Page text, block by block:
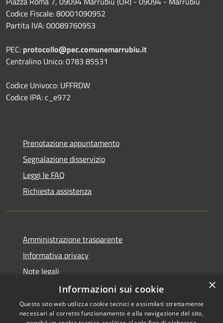
Codice Fiscale: 80001090952
Partita IVA: 00089760953
PEC: protocollo@pec.comunemarrubiu.it
Centralino Unico: 0783 85531
Codice Univoco: UFFRDW
Codice IPA: c_e972
Prenotazione appuntamento
Segnalazione disservizio
Leggi le FAQ
Richiesta assistenza
Amministrazione trasparente
Informativa privacy
Note legali
Dichiarazione di accessibilità
×
Informazioni sui cookie
Questo sito web utilizza cookie tecnici e assimilati strettamente
necessari al corretto funzionamento e alla navigazione del sito,